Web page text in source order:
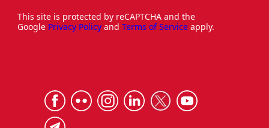
This site is protected by reCAPTCHA and the
Google Privacy Policy and Terms of Service apply.